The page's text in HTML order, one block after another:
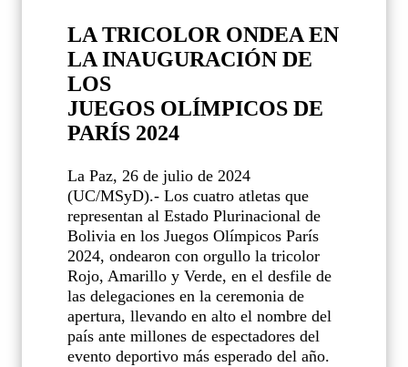
LA TRICOLOR ONDEA EN
LA INAUGURACIÓN DE
LOS
JUEGOS OLÍMPICOS DE
PARÍS 2024
La Paz, 26 de julio de 2024
(UC/MSyD).- Los cuatro atletas que
representan al Estado Plurinacional de
Bolivia en los Juegos Olímpicos París
2024, ondearon con orgullo la tricolor
Rojo, Amarillo y Verde, en el desfile de
las delegaciones en la ceremonia de
apertura, llevando en alto el nombre del
país ante millones de espectadores del
evento deportivo más esperado del año.